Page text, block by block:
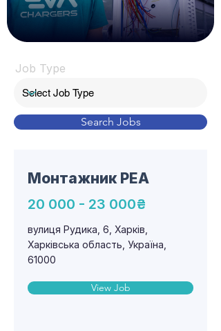
Job Type
Search Jobs
Монтажник РЕА
20 000 - 23 000₴
вулиця Рудика, 6, Харків,
Харківська область, Україна,
61000
View Job